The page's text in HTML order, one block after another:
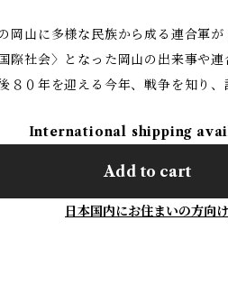
岡山に多様な民族から成る連合軍が
際社会〉となった岡山の出来事や
８０年を迎える今年、戦争を知り
International shipping
Add to cart
日本国内にお住まいの方向け